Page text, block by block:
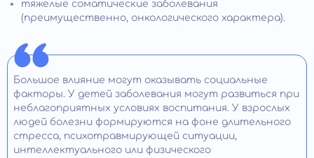
тяжелые соматические заболевания
(преимущественно, онкологического характера).
Большое влияние могут оказывать социальные
факторы. У детей заболевания могут развиться при
неблагоприятных условиях воспитания. У взрослых
людей болезни формируются на фоне длительного
стресса, психотравмирующей ситуации,
интеллектуального или физического